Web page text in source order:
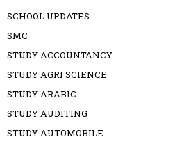
SCHOOL UPDATES
SMC
STUDY ACCOUNTANCY
STUDY AGRI SCIENCE
STUDY ARABIC
STUDY AUDITING
STUDY AUTOMOBILE